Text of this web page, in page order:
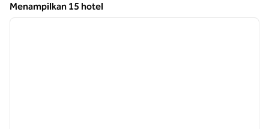
Menampilkan 15 hotel
Menampilkan 15 hotel
1 dari 12